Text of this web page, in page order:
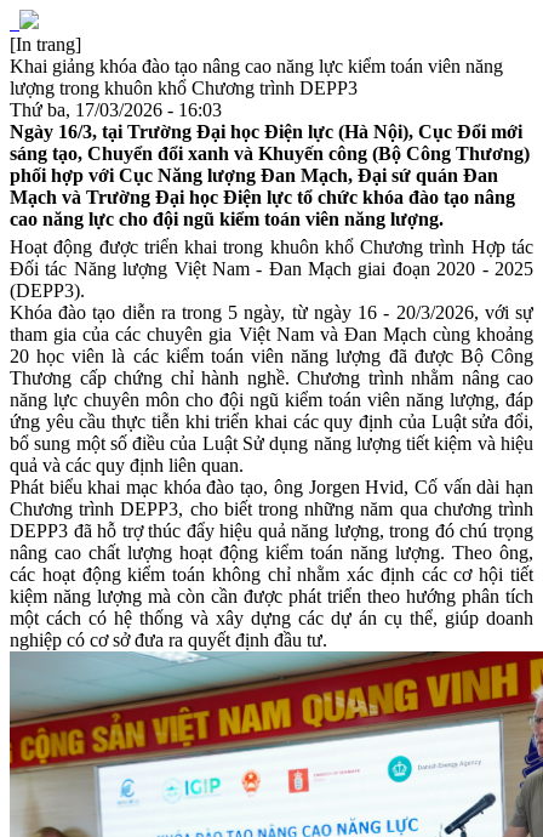
[In trang]
Khai giảng khóa đào tạo nâng cao năng lực kiểm toán viên năng
lượng trong khuôn khổ Chương trình DEPP3
Thứ ba, 17/03/2026 - 16:03
Ngày 16/3, tại Trường Đại học Điện lực (Hà Nội), Cục Đổi mới
sáng tạo, Chuyển đổi xanh và Khuyến công (Bộ Công Thương)
phối hợp với Cục Năng lượng Đan Mạch, Đại sứ quán Đan
Mạch và Trường Đại học Điện lực tổ chức khóa đào tạo nâng
cao năng lực cho đội ngũ kiểm toán viên năng lượng.
Hoạt động được triển khai trong khuôn khổ Chương trình Hợp tác
Đối tác Năng lượng Việt Nam - Đan Mạch giai đoạn 2020 - 2025
(DEPP3).
Khóa đào tạo diễn ra trong 5 ngày, từ ngày 16 - 20/3/2026, với sự
tham gia của các chuyên gia Việt Nam và Đan Mạch cùng khoảng
20 học viên là các kiểm toán viên năng lượng đã được Bộ Công
Thương cấp chứng chỉ hành nghề. Chương trình nhằm nâng cao
năng lực chuyên môn cho đội ngũ kiểm toán viên năng lượng, đáp
ứng yêu cầu thực tiễn khi triển khai các quy định của Luật sửa đổi,
bổ sung một số điều của Luật Sử dụng năng lượng tiết kiệm và hiệu
quả và các quy định liên quan.
Phát biểu khai mạc khóa đào tạo, ông Jorgen Hvid, Cố vấn dài hạn
Chương trình DEPP3, cho biết trong những năm qua chương trình
DEPP3 đã hỗ trợ thúc đẩy hiệu quả năng lượng, trong đó chú trọng
nâng cao chất lượng hoạt động kiểm toán năng lượng. Theo ông,
các hoạt động kiểm toán không chỉ nhằm xác định các cơ hội tiết
kiệm năng lượng mà còn cần được phát triển theo hướng phân tích
một cách có hệ thống và xây dựng các dự án cụ thể, giúp doanh
nghiệp có cơ sở đưa ra quyết định đầu tư.